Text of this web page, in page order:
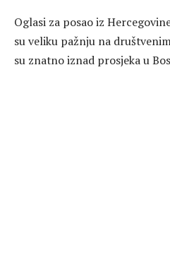
Oglasi za posao iz
su veliku pažnju na
su znatno iznad prosjeka u